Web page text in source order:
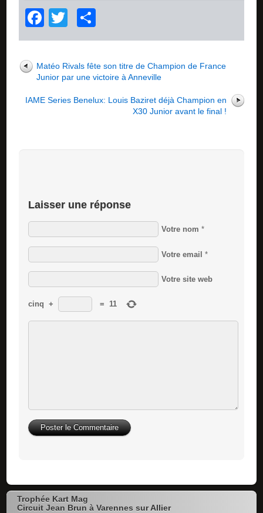
Facebook
Twitter
Matéo Rivals fête son titre de Champion de France
Junior par une victoire à Anneville
IAME Series Benelux: Louis Baziret déjà Champion en
X30 Junior avant le final !
Laisser une réponse
Votre nom *
Votre email *
Votre site web
cinq + = 11
Trophée Kart Mag
Circuit Jean Brun à Varennes sur Allier